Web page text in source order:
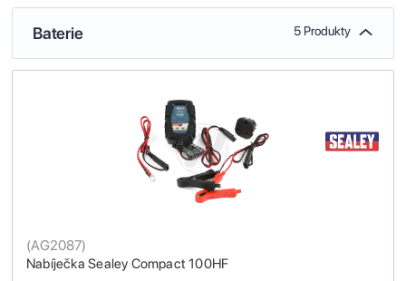
Baterie 5 Produkty
Nabíječka Sealey Compact 100HF
(AG2087)